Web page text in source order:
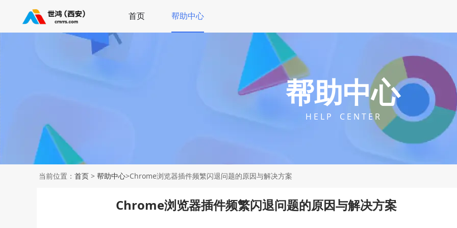
首页 帮助中心
帮助中心
H E L P C E N T E R
当前位置： 首页 > 帮助中心>Chrome浏览器插件频繁闪退问题的原因与解决方案
Chrome浏览器插件频繁闪退问题的原因与解决方案